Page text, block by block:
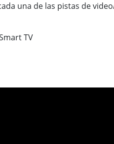
una de las pistas de
TV